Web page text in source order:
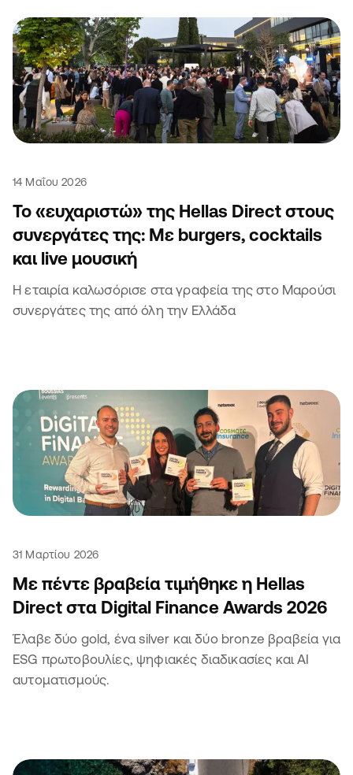
14 Μαΐου 2026
Το «ευχαριστώ» της Hellas Direct στους
συνεργάτες της: Με burgers, cocktails
και live μουσική
Η εταιρία καλωσόρισε στα γραφεία της στο Μαρούσι
συνεργάτες της από όλη την Ελλάδα
31 Μαρτίου 2026
Με πέντε βραβεία τιμήθηκε η Hellas
Direct στα Digital Finance Awards 2026
Έλαβε δύο gold, ένα silver και δύο bronze βραβεία για
ESG πρωτοβουλίες, ψηφιακές διαδικασίες και ΑΙ
αυτοματισμούς.